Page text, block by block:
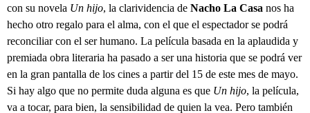
con su novela Un hijo, la clarividencia de Nacho La Casa nos ha
hecho otro regalo para el alma, con el que el espectador se podrá
reconciliar con el ser humano. La película basada en la aplaudida y
premiada obra literaria ha pasado a ser una historia que se podrá ver
en la gran pantalla de los cines a partir del 15 de este mes de mayo.
Si hay algo que no permite duda alguna es que Un hijo, la película,
va a tocar, para bien, la sensibilidad de quien la vea. Pero también